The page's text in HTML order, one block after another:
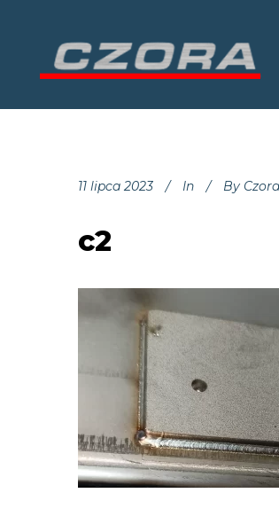
11 lipca 2023 In By
c2